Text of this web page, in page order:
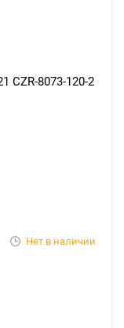
CZR-8073-120-2
Нет в наличии